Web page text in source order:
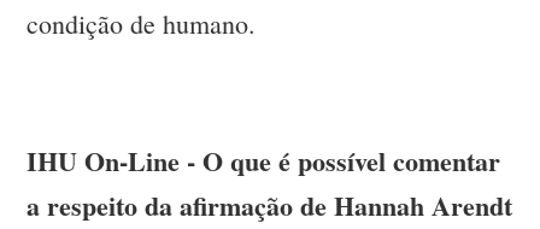
condição de humano.
IHU On-Line - O que é possível comentar
a respeito da afirmação de Hannah Arendt